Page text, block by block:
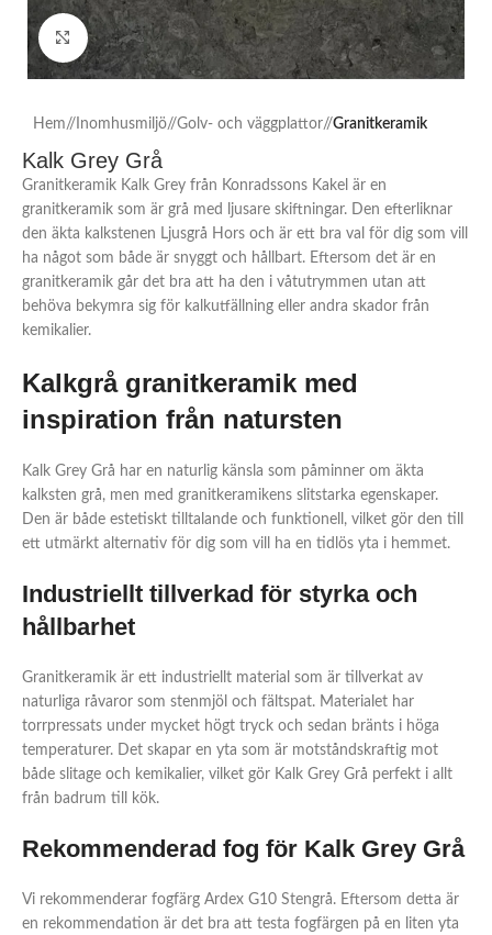
Click to enlarge
Hem/ Inomhusmiljö/ Golv- och väggplattor/ Granitkeramik
Kalk Grey Grå
Granitkeramik Kalk Grey från Konradssons Kakel är en
granitkeramik som är grå med ljusare skiftningar. Den efterliknar
den äkta kalkstenen Ljusgrå Hors och är ett bra val för dig som vill
ha något som både är snyggt och hållbart. Eftersom det är en
granitkeramik går det bra att ha den i våtutrymmen utan att
behöva bekymra sig för kalkutfällning eller andra skador från
kemikalier.
Kalkgrå granitkeramik med
inspiration från natursten
Kalk Grey Grå har en naturlig känsla som påminner om äkta
kalksten grå, men med granitkeramikens slitstarka egenskaper.
Den är både estetiskt tilltalande och funktionell, vilket gör den till
ett utmärkt alternativ för dig som vill ha en tidlös yta i hemmet.
Industriellt tillverkad för styrka och
hållbarhet
Granitkeramik är ett industriellt material som är tillverkat av
naturliga råvaror som stenmjöl och fältspat. Materialet har
torrpressats under mycket högt tryck och sedan bränts i höga
temperaturer. Det skapar en yta som är motståndskraftig mot
både slitage och kemikalier, vilket gör Kalk Grey Grå perfekt i allt
från badrum till kök.
Rekommenderad fog för Kalk Grey Grå
Vi rekommenderar fogfärg Ardex G10 Stengrå. Eftersom detta är
en rekommendation är det bra att testa fogfärgen på en liten yta